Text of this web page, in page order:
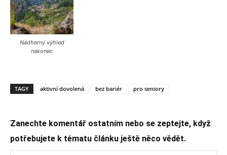
Nádherný výhled
nakonec
TAGY aktivní dovolená bez bariér pro seniory
Zanechte komentář ostatním nebo se zeptejte, když
potřebujete k tématu článku ještě něco vědět.